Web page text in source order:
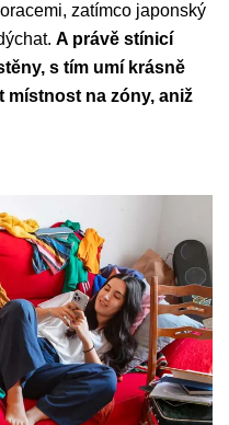
zatímco japonský
A právě stínicí
s tím umí krásně
místnost na zóny, aniž